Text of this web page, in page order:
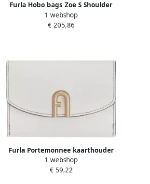
Furla Hobo bags Zoe S Shoulder
Bag in crème
1 webshop
€ 205,86
Furla Portemonnee kaarthouder
White Dames
1 webshop
€ 59,22